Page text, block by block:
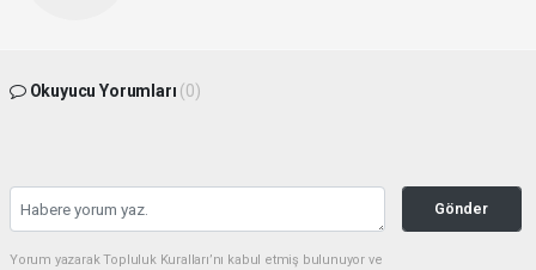
Okuyucu Yorumları (0)
Gönder
Yorum yazarak Topluluk Kuralları’nı kabul etmiş bulunuyor ve